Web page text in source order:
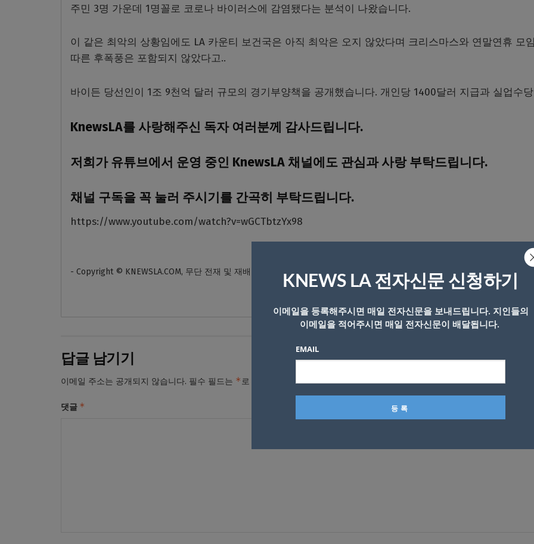
주민 3명 가운데 1명꼴로 코로나 바이러스에 감염됐다는 분석이 나왔습니다.
이 같은 최악의 상황임에도 LA 카운티 보건국은 아직 최악은 오지 않았다며 크리스마스와 연말연휴 모
따른 후폭풍은 포함되지 않았다고..
바이든 당선인이 1조 9천억 달러 규모의 경기부양책을 공개했습니다. 개인당 1400달러 지급과 실업수
KnewsLA를 사랑해주신 독자 여러분께 감사드립니다.
저희가 유튜브에서 운영 중인 KnewsLA 채널에도 관심과 사랑 부탁드립니다.
채널 구독을 꼭 눌러 주시기를 간곡히 부탁드립니다.
https://www.youtube.com/watch?v=wGCTbtzYx98
- Copyright © KNEWSLA.COM, 무단 전재 및 재배포 금지
답글 남기기
이메일 주소는 공개되지 않습니다. 필수 필드는 *로 표시됩니다
댓글 *
KNEWS LA 전자신문 신청하기
이메일을 등록해주시면 매일 전자신문을 보내드립니다. 지인들의
이메일을 적어주시면 매일 전자신문이 배달됩니다.
EMAIL